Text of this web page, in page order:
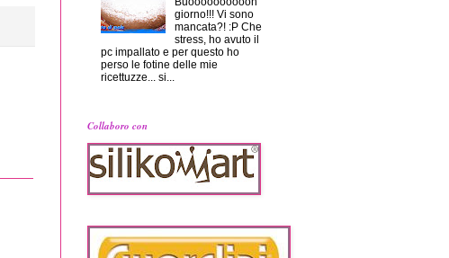
giorno!!! Vi sono
mancata?! :P Che
stress, ho avuto il
pc impallato e per questo ho
perso le fotine delle mie
ricettuzze... si...
Collaboro con